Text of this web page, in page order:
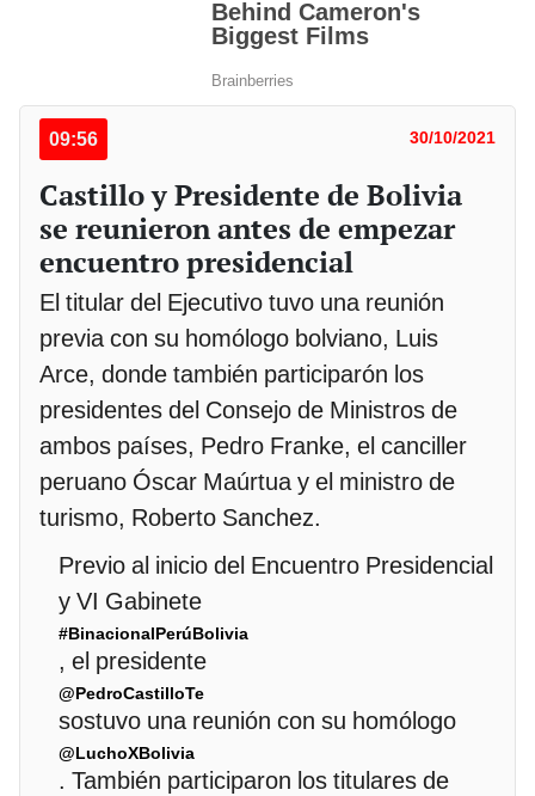
09:56 30/10/2021
Castillo y Presidente de Bolivia
se reunieron antes de empezar
encuentro presidencial
El titular del Ejecutivo tuvo una reunión
previa con su homólogo bolviano, Luis
Arce, donde también participarón los
presidentes del Consejo de Ministros de
ambos países, Pedro Franke, el canciller
peruano Óscar Maúrtua y el ministro de
turismo, Roberto Sanchez.
Previo al inicio del Encuentro Presidencial
y VI Gabinete
#BinacionalPerúBolivia
, el presidente
@PedroCastilloTe
sostuvo una reunión con su homólogo
@LuchoXBolivia
. También participaron los titulares de